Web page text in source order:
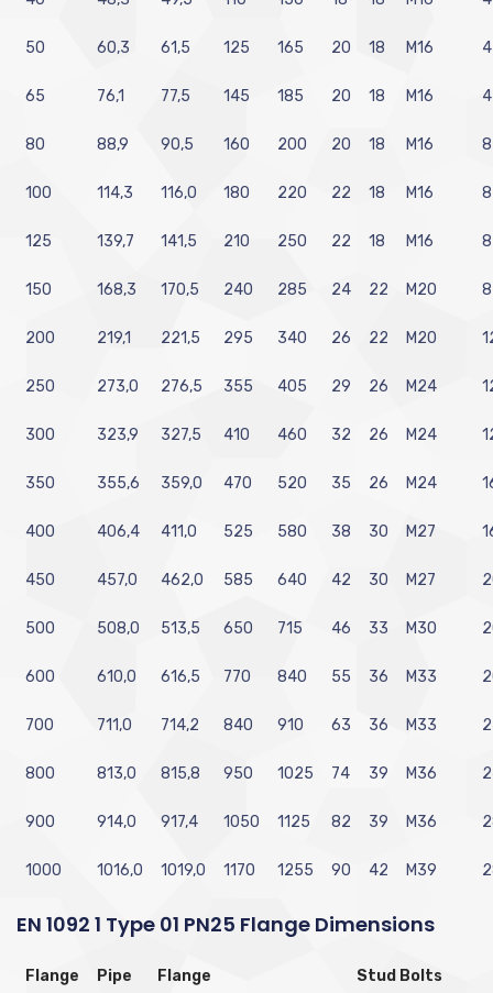
50 60,3 61,5 125 165 20 18 M16 4
65 76,1 77,5 145 185 20 18 M16 4
80 88,9 90,5 160 200 20 18 M16 8
100 114,3 116,0 180 220 22 18 M16 8
125 139,7 141,5 210 250 22 18 M16 8
150 168,3 170,5 240 285 24 22 M20 8
200 219,1 221,5 295 340 26 22 M20
250 273,0 276,5 355 405 29 26 M24
300 323,9 327,5 410 460 32 26 M24
350 355,6 359,0 470 520 35 26 M24
400 406,4 411,0 525 580 38 30 M27
450 457,0 462,0 585 640 42 30 M27
500 508,0 513,5 650 715 46 33 M30
600 610,0 616,5 770 840 55 36 M33
700 711,0 714,2 840 910 63 36 M33
800 813,0 815,8 950 1025 74 39 M36
900 914,0 917,4 1050 1125 82 39 M36
1000 1016,0 1019,0 1170 1255 90 42 M39
EN 1092 1 Type 01 PN25 Flange Dimensions
Flange
Pipe Flange Stud Bolts